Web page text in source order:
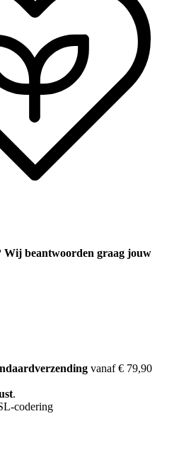
Wij beantwoorden graag jouw
vanaf € 79,90
.
codering